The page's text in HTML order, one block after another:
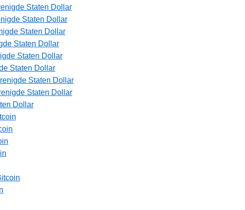
Staten Dollar
Staten Dollar
Staten Dollar
Staten Dollar
Staten Dollar
Staten Dollar
Staten Dollar
Staten Dollar
Dollar